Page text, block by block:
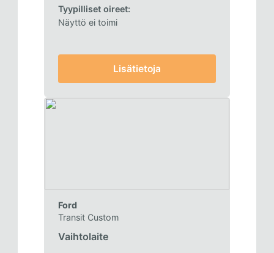
Tyypilliset oireet:
Näyttö ei toimi
Lisätietoja
Ford
Transit Custom
Vaihtolaite